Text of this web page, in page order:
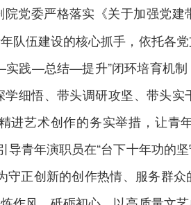
院党委严格落实《关于加强党
队伍建设的核心抓手，依托各
践—总结—提升”闭环培育机制
细悟、带头调研攻坚、带头
进艺术创作的务实举措，让青
导青年演职员在“台下十年功的
正创新的创作热情、服务群